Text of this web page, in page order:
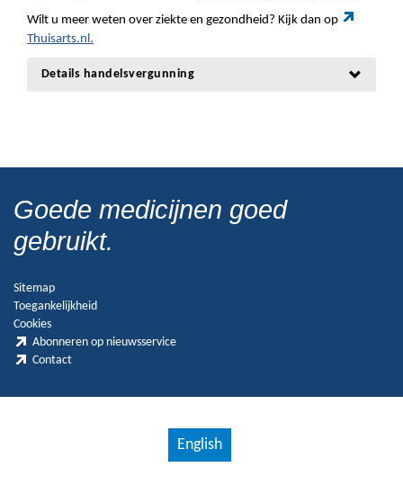
Wilt u meer weten over ziekte en gezondheid? Kijk dan op
Thuisarts.nl.
Details handelsvergunning
Goede medicijnen goed
gebruikt.
Sitemap
Toegankelijkheid
Cookies
Abonneren op nieuwsservice
Contact
English